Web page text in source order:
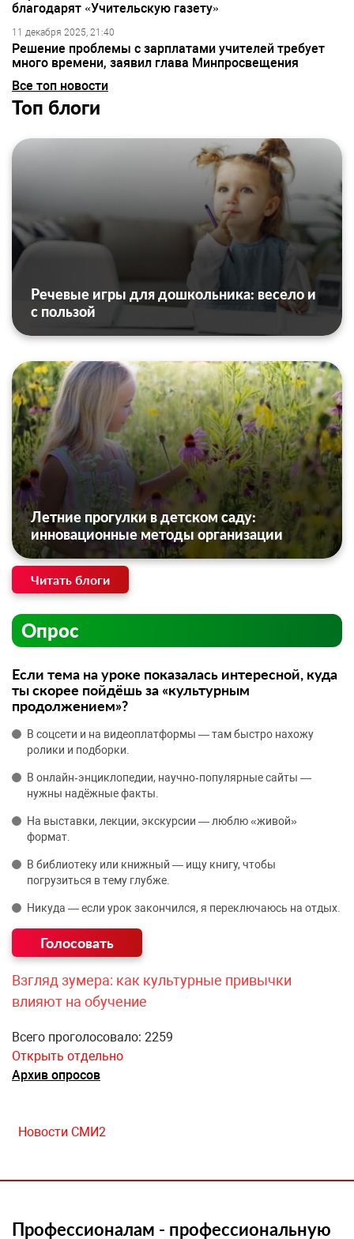
благодарят «Учительскую газету»
11 декабря 2025, 21:40
Решение проблемы с зарплатами учителей требует
много времени, заявил глава Минпросвещения
Все топ новости
Топ блоги
Речевые игры для дошкольника: весело и
с пользой
Летние прогулки в детском саду:
инновационные методы организации
Читать блоги
Опрос
Если тема на уроке показалась интересной, куда
ты скорее пойдёшь за «культурным
продолжением»?
В соцсети и на видеоплатформы — там быстро нахожу
ролики и подборки.
В онлайн‑энциклопедии, научно‑популярные сайты —
нужны надёжные факты.
На выставки, лекции, экскурсии — люблю «живой»
формат.
В библиотеку или книжный — ищу книгу, чтобы
погрузиться в тему глубже.
Никуда — если урок закончился, я переключаюсь на отдых.
Взгляд зумера: как культурные привычки
влияют на обучение
Всего проголосовало: 2259
Открыть отдельно
Архив опросов
Новости СМИ2
Профессионалам - профессиональную